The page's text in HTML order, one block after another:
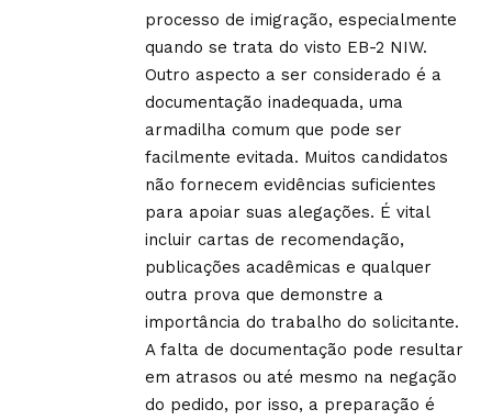
processo de imigração, especialmente
quando se trata do visto EB-2 NIW.
Outro aspecto a ser considerado é a
documentação inadequada, uma
armadilha comum que pode ser
facilmente evitada. Muitos candidatos
não fornecem evidências suficientes
para apoiar suas alegações. É vital
incluir cartas de recomendação,
publicações acadêmicas e qualquer
outra prova que demonstre a
importância do trabalho do solicitante.
A falta de documentação pode resultar
em atrasos ou até mesmo na negação
do pedido, por isso, a preparação é